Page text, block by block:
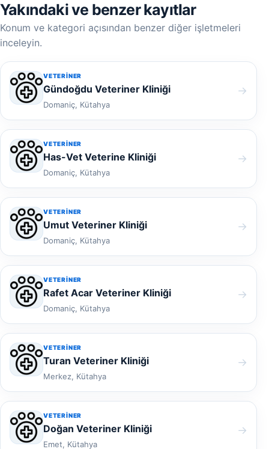
Yakındaki ve benzer kayıtlar
Konum ve kategori açısından benzer diğer işletmeleri
inceleyin.
VETERINER
Gündoğdu Veteriner Kliniği
Domaniç, Kütahya
→
VETERINER
Has-Vet Veterine Kliniği
Domaniç, Kütahya
→
VETERINER
Umut Veteriner Kliniği
Domaniç, Kütahya
→
VETERINER
Rafet Acar Veteriner Kliniği
Domaniç, Kütahya
→
VETERINER
Turan Veteriner Kliniği
Merkez, Kütahya
→
VETERINER
Doğan Veteriner Kliniği
Emet, Kütahya
→